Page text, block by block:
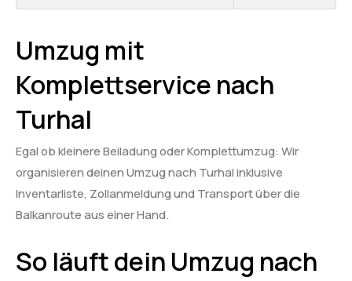
Umzug mit
Komplettservice nach
Turhal
Egal ob kleinere Beiladung oder Komplettumzug: Wir
organisieren deinen Umzug nach Turhal inklusive
Inventarliste, Zollanmeldung und Transport über die
Balkanroute aus einer Hand.
So läuft dein Umzug nach